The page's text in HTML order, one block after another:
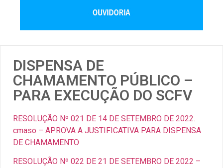
DISPENSA DE
CHAMAMENTO PÚBLICO –
PARA EXECUÇÃO DO SCFV
RESOLUÇÃO Nº 021 DE 14 DE SETEMBRO DE 2022.
cmaso – APROVA A JUSTIFICATIVA PARA DISPENSA
DE CHAMAMENTO
RESOLUÇÃO Nº 022 DE 21 DE SETEMBRO DE 2022 –